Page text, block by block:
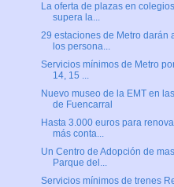
La oferta de plazas en
supera la...
29 estaciones de Metro darán
los persona...
Servicios mínimos de Metro
14, 15 ...
Nuevo museo de la EMT en
de Fuencarral
Hasta 3.000 euros para
más conta...
Un Centro de Adopción de
Parque del...
Servicios mínimos de trenes